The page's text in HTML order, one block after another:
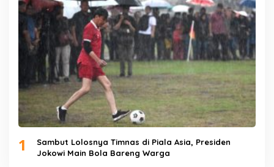
1
Sambut Lolosnya Timnas di Piala Asia, Presiden
Jokowi Main Bola Bareng Warga